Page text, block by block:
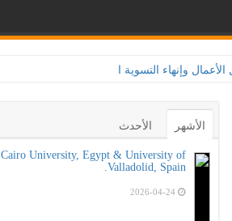
الأشهر الأحدث
Cairo University, Egypt & University of
Valladolid, Spain.
2026-04-24